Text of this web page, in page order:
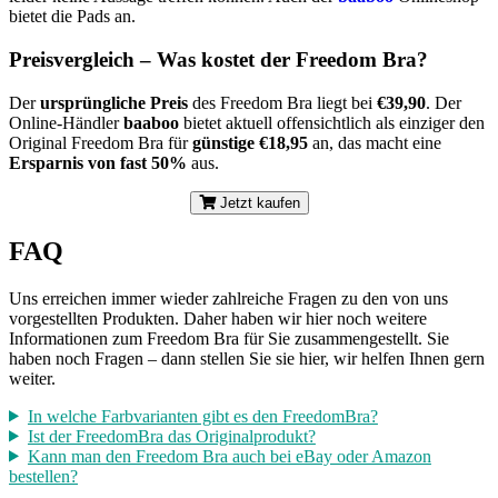
bietet die Pads an.
Preisvergleich – Was kostet der Freedom Bra?
Derursprüngliche Preis des Freedom Bra liegt bei €39,90. Der
Online-Händlerbaaboo bietet aktuell offensichtlich als einziger den
Original Freedom Bra fürgünstige €18,95 an, das macht eine
Ersparnis von fast 50% aus.
Jetzt kaufen
FAQ
Uns erreichen immer wieder zahlreiche Fragen zu den von uns
vorgestellten Produkten. Daher haben wir hier noch weitere
Informationen zum Freedom Bra für Sie zusammengestellt. Sie
haben noch Fragen – dann stellen Sie sie hier, wir helfen Ihnen gern
weiter.
In welche Farbvarianten gibt es den FreedomBra?
Ist der FreedomBra das Originalprodukt?
Kann man den Freedom Bra auch bei eBay oder Amazon
bestellen?